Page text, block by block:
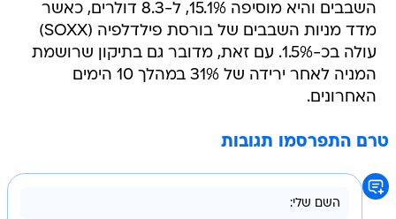
השבבים והיא מוסיפה 15.1%, ל-8.3 דולרים, כאשר
מדד מניות השבבים של בורסת פילדלפיה (SOXX)
עולה בכ-1.5%. עם זאת, מדובר גם בתיקון שרושמת
המניה לאחר ירידה של 31% במהלך 10 הימים
האחרונים.
טרם התפרסמו תגובות